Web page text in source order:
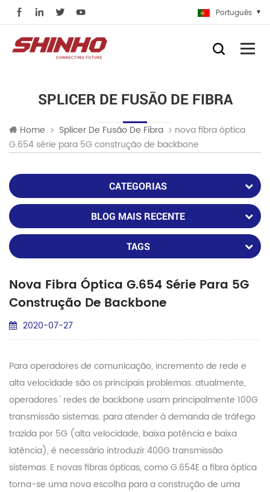
Português
SPLICER DE FUSÃO DE FIBRA
Home Splicer De Fusão De Fibra
nova fibra óptica
G.654 série para 5G construção de backbone
CATEGORIAS
BLOG MAIS RECENTE
TAGS
Nova Fibra Óptica G.654 Série Para 5G
Construção De Backbone
2020-07-27
Para operadores de comunicação, incremento de rede e
alta velocidade são os principais problemas. atualmente,
operadores ' redes de backbone usam principalmente 100G
transmissão sistemas. para atender à demanda de tráfego
trazida por 5G (alta velocidade, baixa potência e baixa
latência), é necessário introduzir 400G transmissão
sistemas. E novas fibras ópticas, como G.654E a fibra óptica
torna-se uma nova escolha para a construção de uma